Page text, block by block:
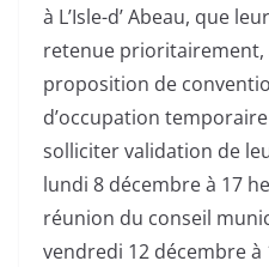
à L’Isle-d’ Abeau, que
retenue
proposition de
d’occupation
solliciter validation de
lundi 8 décembre à 17
réunion du conseil
vendredi 12 décembre à